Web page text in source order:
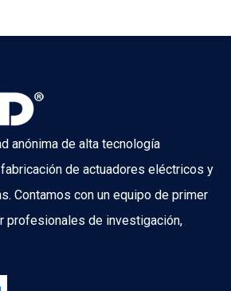
anónima de alta tecnología
de actuadores eléctricos y
Contamos con un equipo de primer
profesionales de investigación,